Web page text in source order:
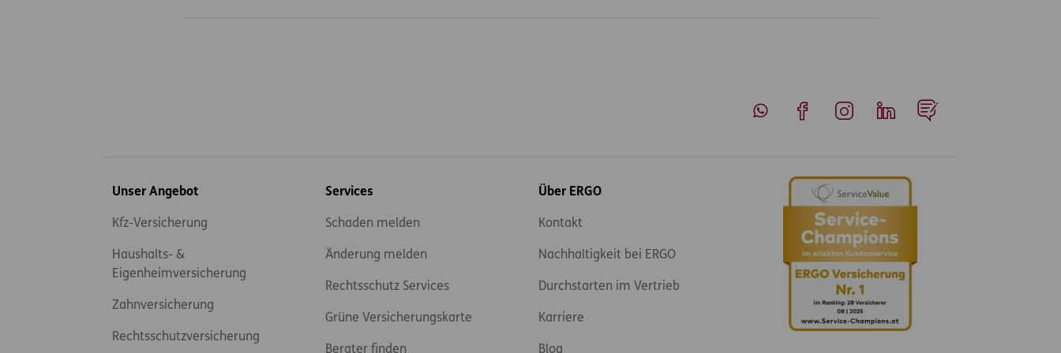
Inhaltsübersicht
Unser Angebot
Kfz-Versicherung
Haushalts- &
Eigenheimversicherung
Zahnversicherung
Rechtsschutzversicherung
Services
Schaden melden
Änderung melden
Rechtsschutz Services
Grüne Versicherungskarte
Berater finden
Über ERGO
Kontakt
Nachhaltigkeit bei ERGO
Durchstarten im Vertrieb
Karriere
Blog